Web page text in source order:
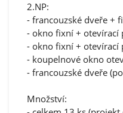
2.NP:
- francouzské dveře +
- okno fixní + otevírací
- okno fixní + otevírací
- koupelnové okno
- francouzské dveře
Množství: